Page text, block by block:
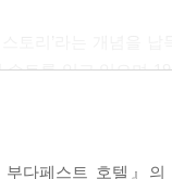
트를 입고 있으며
」중에서
다페스트 호텔』